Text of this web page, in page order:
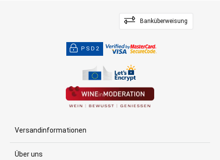
Banküberweisung
PSD2
Versandinformationen
Über uns